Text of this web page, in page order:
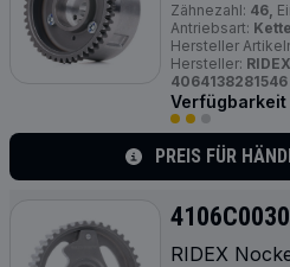
Zähnezahl: 46,
Antriebsart:
Hersteller
Hersteller:
4064138281546
Verfügbarkeit
PREIS FÜR
4106C0030
RIDEX